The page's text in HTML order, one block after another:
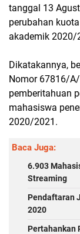
tanggal 13
perubahan
akademik 2020/
Dikatakannya,
Nomor 67816/
pemberitahuan
mahasiswa
2020/2021.
Baca Juga:
6.903
Streaming
Pendaftaran
2020
Pertahankan